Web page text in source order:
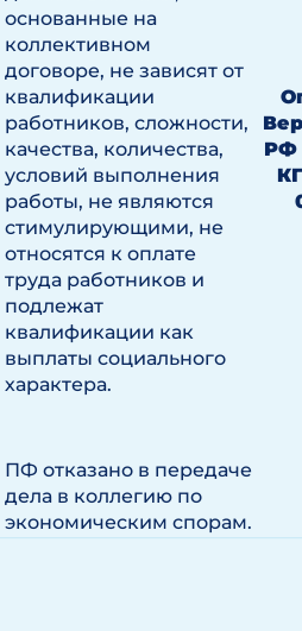
основанные на
коллективном
договоре, не зависят от
квалификации
работников, сложности,
качества, количества,
условий выполнения
работы, не являются
стимулирующими, не
относятся к оплате
труда работников и
подлежат
квалификации как
выплаты социального
характера.
ПФ отказано в передаче
дела в коллегию по
экономическим спорам.
РФ